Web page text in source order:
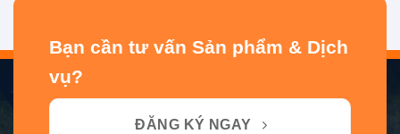
Bạn cần tư vấn Sản phẩm & Dịch
vụ?
ĐĂNG KÝ NGAY